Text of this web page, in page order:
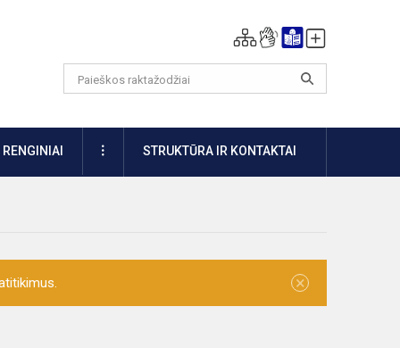
RENGINIAI DAUGIAUSTRUKTŪRA IR KONTAKTAI
×